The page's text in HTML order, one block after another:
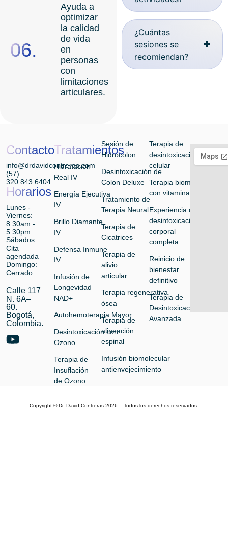
06.
Ayuda a
optimizar
la calidad
de vida
en
personas
con
limitaciones
articulares.
¿Cuántas
sesiones se
recomiendan?
Contacto
info@drdavidcontreras.com
(57)
320.843.6404
Horarios
Lunes -
Viernes:
8:30am -
5:30pm
Sábados:
Cita
agendada
Domingo:
Cerrado
Calle 117
N. 6A–
60.
Bogotá,
Colombia.
Tratamientos
Hidratación
Real IV
Energía Ejecutiva
IV
Brillo Diamante
IV
Defensa Inmune
IV
Infusión de
Longevidad
NAD+
Autohemoterapia Mayor
Desintoxicación con
Ozono
Terapia de
Insuflación
de Ozono
Sesión de
Hidrocolon
Desintoxicación de
Colon Deluxe
Tratamiento de
Terapia Neural
Terapia de
Cicatrices
Terapia de
alivio
articular
Terapia regenerativa
ósea
Terapia de
alineación
espinal
Infusión biomolecular
antienvejecimiento
Terapia de
desintoxicación
celular
Terapia biomolecular
con vitamina
Experiencia de
desintoxicación
corporal
completa
Reinicio de
bienestar
definitivo
Terapia de
Desintoxicación
Avanzada
Copyright © Dr. David Contreras 2026 – Todos los derechos reservados.